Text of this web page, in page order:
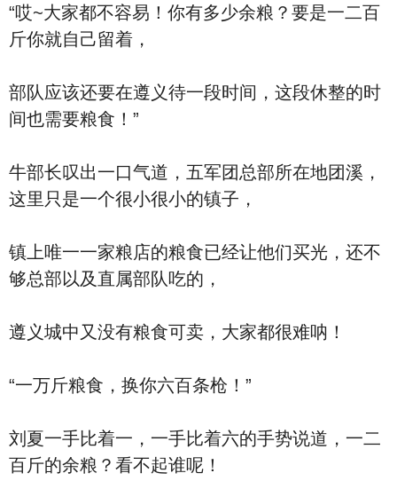
“哎~大家都不容易！你有多少余粮？要是一二百
斤你就自己留着，
部队应该还要在遵义待一段时间，这段休整的时
间也需要粮食！”
牛部长叹出一口气道，五军团总部所在地团溪，
这里只是一个很小很小的镇子，
镇上唯一一家粮店的粮食已经让他们买光，还不
够总部以及直属部队吃的，
遵义城中又没有粮食可卖，大家都很难呐！
“一万斤粮食，换你六百条枪！”
刘夏一手比着一，一手比着六的手势说道，一二
百斤的余粮？看不起谁呢！